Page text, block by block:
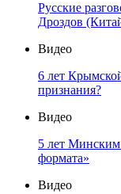
Русские
Дроздов
Видео
6 лет
признания?
Видео
5 лет
формата»
Видео